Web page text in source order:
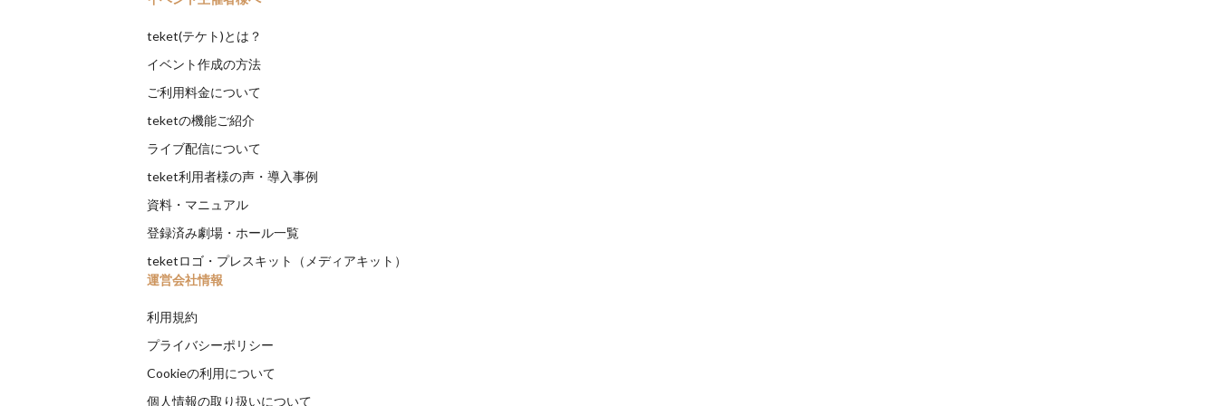
teket(テケト)とは？
イベント作成の方法
ご利用料金について
teketの機能ご紹介
ライブ配信について
teket利用者様の声・導入事例
資料・マニュアル
登録済み劇場・ホール一覧
teketロゴ・プレスキット（メディアキット）
運営会社情報
利用規約
プライバシーポリシー
Cookieの利用について
個人情報の取り扱いについて